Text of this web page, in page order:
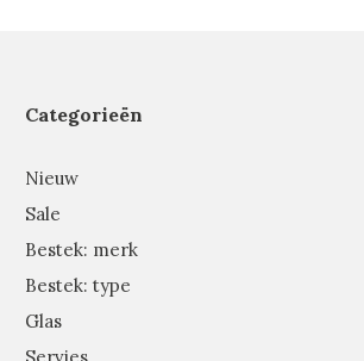
Categorieën
Nieuw
Sale
Bestek: merk
Bestek: type
Glas
Servies